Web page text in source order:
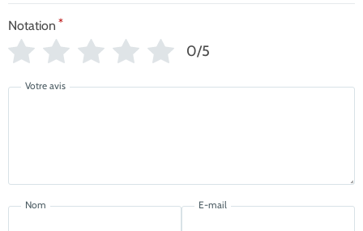
Notation *
0/5
Votre avis
Nom E-mail